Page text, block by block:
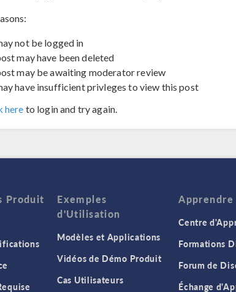
not be logged in
may have been deleted
may be awaiting moderator review
have insufficient privleges to view this post
here to login and try again.
Produit
Exemples
d'Utilisation
Modèles et Applications
Vidéos de Démo Produit
Cas Utilisateurs
Apprendre
Centre
Formations
Forum de
Échange